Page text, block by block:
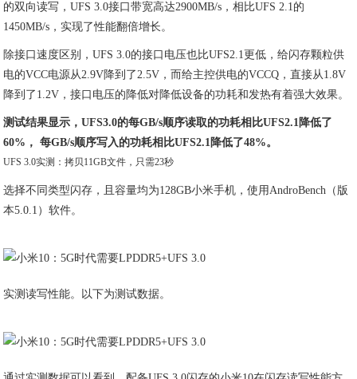
的双向读写，UFS 3.0接口带宽高达2900MB/s，相比UFS 2.1的
1450MB/s，实现了性能翻倍增长。
除接口速度区别，UFS 3.0的接口电压也比UFS2.1更低，给闪存颗粒供
电的VCC电源从2.9V降到了2.5V，而给主控供电的VCCQ，直接从1.8V
降到了1.2V，接口电压的降低对降低设备的功耗和发热有着强大效果。
测试结果显示，UFS3.0的每GB/s顺序读取的功耗相比UFS2.1降低了
60%， 每GB/s顺序写入的功耗相比UFS2.1降低了48%。
UFS 3.0实测：拷贝11GB文件，只需23秒
选择不同类型闪存，且容量均为128GB小米手机，使用AndroBench（版
本5.0.1）软件。
实测读写性能。以下为测试数据。